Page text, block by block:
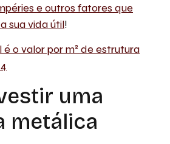
e outros fatores que
sua vida útil!
é o valor por m² de estrutura
uma
metálica